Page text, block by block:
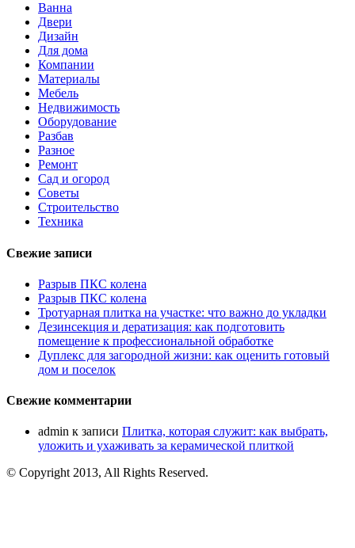
Ванна
Двери
Дизайн
Для дома
Компании
Материалы
Мебель
Недвижимость
Оборудование
Разбав
Разное
Ремонт
Сад и огород
Советы
Строительство
Техника
Свежие записи
Разрыв ПКС колена
Разрыв ПКС колена
Тротуарная плитка на участке: что важно до укладки
Дезинсекция и дератизация: как подготовить
помещение к профессиональной обработке
Дуплекс для загородной жизни: как оценить готовый
дом и поселок
Свежие комментарии
admin к записи Плитка, которая служит: как выбрать,
уложить и ухаживать за керамической плиткой
© Copyright 2013, All Rights Reserved.